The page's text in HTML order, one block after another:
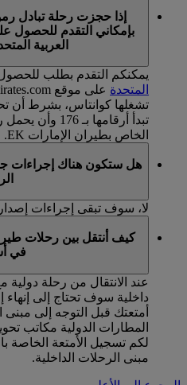
إذا حجزت رحلة تبادل
بإمكاني التقدم للحصول
العربية
يمكنكم التقدم بطلب
المتحدة
تشغلها كوانتاس، بشرط أن
تبدأ أرقامها
الخاص بطيران الإمارات EK.
هل ستكون هناك إجراءات
لا، سوف تبقى إجراءات إصدار
كيف أنتقل بين رحلات
في
عند الانتقال من رحلة دولية
داخلية سوف تحتاج إلى إنهاء
أمتعتك قبل التوجه إلى
المطارات الدولية مكاتب
لكم تسجيل الأمتعة الخاصة
مبنى الرحلات الداخلية.